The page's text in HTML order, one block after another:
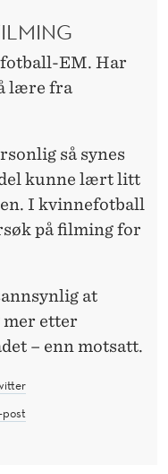
EM. Har
lære fra
så synes
kunne lært litt
I kvinnefotball
på filming for
at
etter
– enn motsatt.
post